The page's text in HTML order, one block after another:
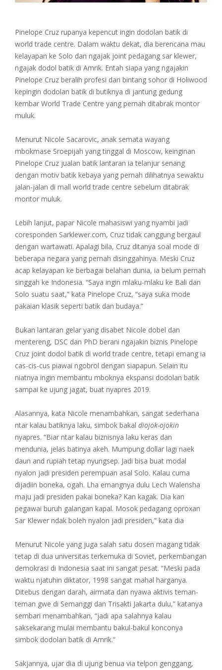
Pinelope Cruz rupanya kepencut ingin dodolan batik di
world trade centre. Dalam waktu dekat, dia berencana mau
kelayapan ke Solo dan ngajak joint pedagang sar klewer,
ngajak dodol batik di Amrik. Entah siapa yang ngajakin
Pinelope Cruz beralih profesi dari bintang sohor di Holiwood
kepingin dodolan batik di butiknya di jantung gedung
kembar World Trade Centre yang pernah ditabrak montor
muluk.
Menurut Nicole Sacarovic, anak semata wayang
mbokmase Sroepijah yang tinggal di Moscow, keinginan
Pinelope Cruz jualan batik lantaran ia telanjur senang
dengan motiv batik kebaya yang pernah dilihatnya sewaktu
jalan-jalan di mall world trade centre sebelum ditabrak
montor muluk.
Lebih lanjut, papar Nicole mahasiswi yang nyambi jadi
coresponden Sarklewer.com, Cruz tidak canggung bergaul
dengan wartawati. Apalagi bila, Cruz ditanya soal mode di
beberapa negara yang pernah disinggahinya. Meski Cruz
acap kelayapan ke berbagai belahan dunia, ia belum pernah
singgah ke Indonesia. “Saya ingin mlaku-mlaku ke Bali dan
Solo suatu saat,” kata Pinelope Cruz, “saya suka mode
pakaian klasik seperti batik dan budaya.”
Bukan lantaran gelar yang disabet Nicole dobel dan
mentereng, DSC dan PhD berani ngajakin biznis Pinelope
Cruz joint dodol batik di world trade centre, tetapi emang ia
cas-cis-cus piawai ngobrol dengan siapapun. Selain itu
niatnya ingin membantu mboknya ekspansi dodolan batik
sampai ke ujung jagat, buat nyapres 2019.
Alasannya, kata Nicole menambahkan, sangat sederhana
ntar kalau batiknya laku, simbok bakal diojok-ojokin
nyapres. “Biar ntar kalau biznisnya laku keras dan
mendunia, jelas batinya akeh. Mumpung dollar lagi naek
daun and rupiah tetap nyungsep. Jadi bisa buat modal
nyalon jadi presiden perempuan asal Solo. Kalau cuma
dijadiin boneka, ogah. Lha emangnya dulu Lech Walensha
maju jadi presiden pakai boneka? Kan kagak. Dia kan
pegawai buruh galangan kapal. Mosok pedagang oproxan
Sar Klewer ndak boleh nyalon jadi presiden,” kata dia
Menurut Nicole yang juga salah satu dosen magang tidak
tetap di dua universitas terkemuka di Soviet, perkembangan
demokrasi di Indonesia saat ini sangat pesat. “Meski pada
waktu njatuhin diktator, 1998 sangat mahal harganya.
Ditebus dengan darah, airmata dan nyawa aktivis teman-
teman gwe di Semanggi dan Trisakti Jakarta dulu,” katanya
sembari menambahkan, “jadi apa salahnya kalau
saksekarang mulai membantu bakul-bakul konconya
simbok dodolan batik di Amrik.”
Sakjannya, ujar dia di ujung benua via telpon genggang,